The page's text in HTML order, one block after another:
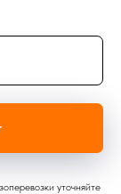
уточняйте